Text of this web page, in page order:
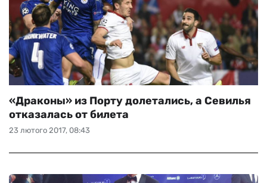
23 лютого 2017, 08:43
«Драконы» из Порту долетались, а Севилья
отказалась от билета